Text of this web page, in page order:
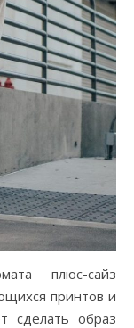
плюс-сайз
принтов и
сделать образ